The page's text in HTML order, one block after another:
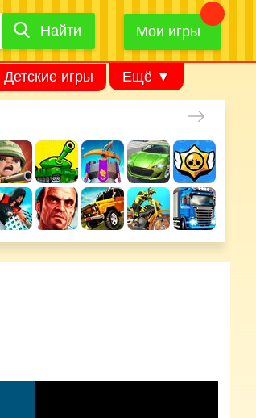
Найти
Найти Мои игры
Детские игры Ещё ▼